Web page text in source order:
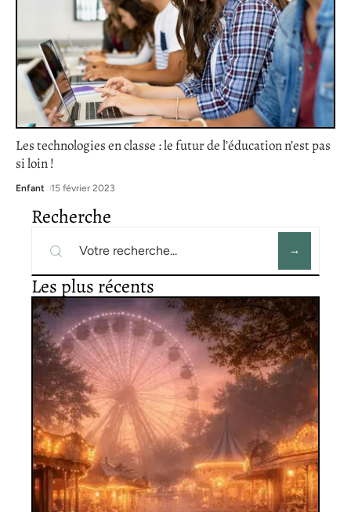
Les technologies en classe : le futur de l’éducation n’est pas
si loin !
Enfant 15 février 2023
Recherche
Les plus récents